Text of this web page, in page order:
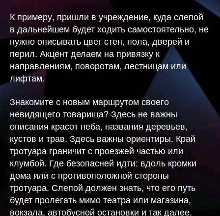
К примеру, пришли в учреждение, куда слепой
в дальнейшем будет ходить самостоятельно, не
нужно описывать цвет стен, пола, дверей и
перил. Акцент делаем на привязку к
направлениям, поворотам, лестницам или
лифтам.
Знакомите с новым маршрутом своего
невидящего товарища? Здесь не важны
описания красот неба, названия деревьев,
кустов и трав. Здесь важны ориентиры. Край
тротуара граничит с проезжей частью или
клумбой. Где безопасней идти: вдоль кромки
дома или с противоположной стороны
тротуара. Слепой должен знать, что его путь
будет пролегать мимо театра или магазина,
вокзала, автобусной остановки и так далее.